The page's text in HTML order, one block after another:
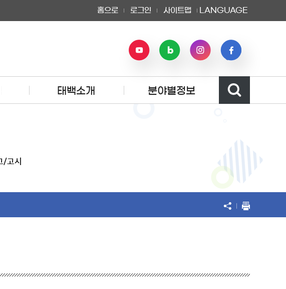
홈으로 로그인 사이트맵 LANGUAGE
태백소개 분야별정보
/고시